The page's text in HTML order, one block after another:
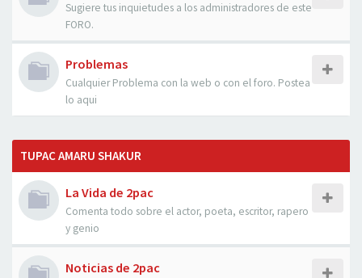
Sugiere tus inquietudes a los administradores de este
FORO.
Problemas
Cualquier Problema con la web o con el foro. Postea
lo aqui
TUPAC AMARU SHAKUR
La Vida de 2pac
Comenta todo sobre el actor, poeta, escritor, rapero
y genio
Noticias de 2pac